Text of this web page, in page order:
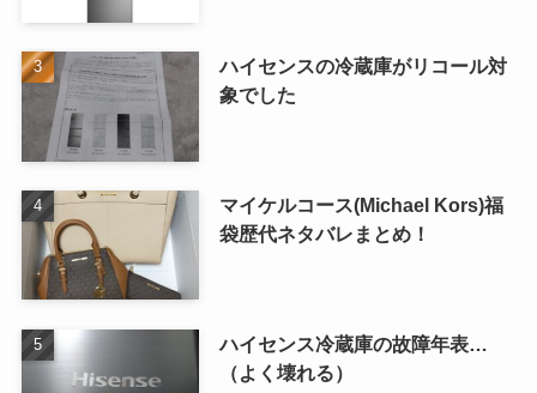
ハイセンスの冷蔵庫がリコール対
象でした
マイケルコース(Michael Kors)福
袋歴代ネタバレまとめ！
ハイセンス冷蔵庫の故障年表…
（よく壊れる）